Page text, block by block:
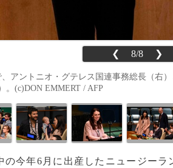
❮ 8/8 ❯
アントニオ・グテレス国連事務総長（右
。(c)DON EMMERT / AFP
の今年6月に出産したニュージー